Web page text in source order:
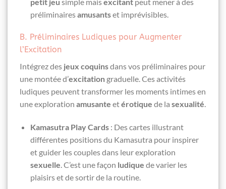
préliminairesamusantset imprévisibles.
B. Préliminaires Ludiques pour Augmenter
l’Excitation
Intégrez des jeux coquinsdans vos préliminaires pour
une montée d’excitation graduelle. Ces activités
ludiques peuvent transformer les moments intimes en
une exploration amusante etérotique de la sexualité.
Kamasutra Play Cards: Des cartes illustrant
différentes positions du Kamasutra pour inspirer
et guider les couples dans leur exploration
sexuelle. C’est une façon ludique de varier les
plaisirs et de sortir de la routine.